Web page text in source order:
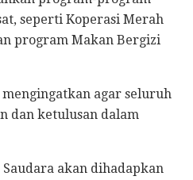
seperti Koperasi Merah
program Makan Bergizi
agar seluruh
dan ketulusan dalam
akan dihadapkan